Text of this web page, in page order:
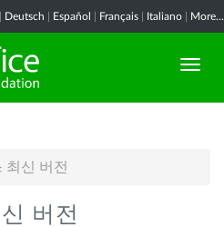
Deutsch Español Français Italiano More...
최신 버전
버전